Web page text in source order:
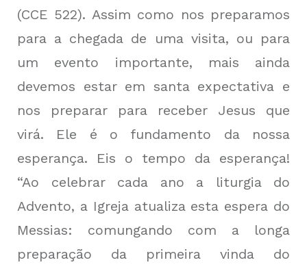
(CCE 522). Assim como nos preparamos
para a chegada de uma visita, ou para
um evento importante, mais ainda
devemos estar em santa expectativa e
nos preparar para receber Jesus que
virá. Ele é o fundamento da nossa
esperança. Eis o tempo da esperança!
“Ao celebrar cada ano a liturgia do
Advento, a Igreja atualiza esta espera do
Messias: comungando com a longa
preparação da primeira vinda do